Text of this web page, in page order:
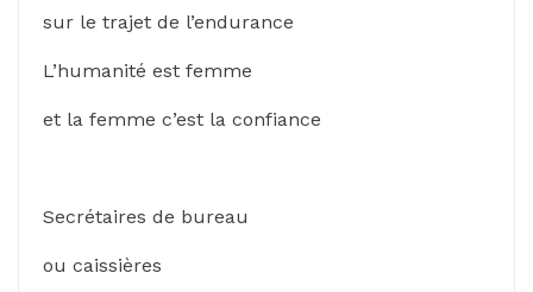
sur le trajet de l’endurance
L’humanité est femme
et la femme c’est la confiance
Secrétaires de bureau
ou caissières